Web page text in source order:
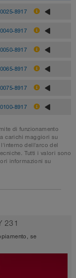
8917
8917
8917
8917
8917
8917
di funzionamento
carichi maggiori su
dell'arco del
Tutti i valori sono
informazioni su
231
se